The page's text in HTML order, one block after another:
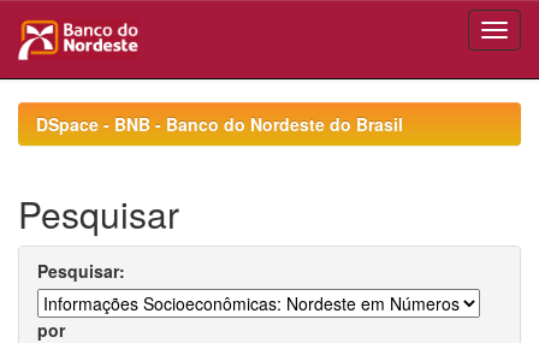
navigationDSpace - BNB - Banco do Nordeste do Brasil
Pesquisar
Pesquisar:
por